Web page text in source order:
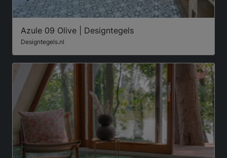
Azule 09 Olive | Designtegels
Designtegels.nl